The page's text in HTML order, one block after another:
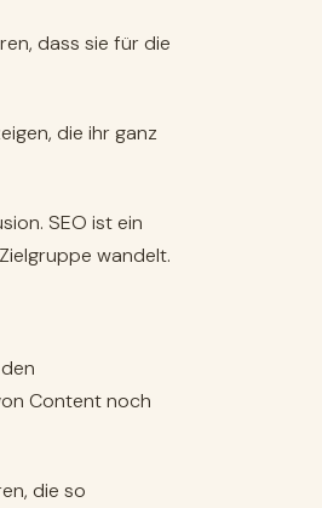
dass sie für die
die ihr ganz
SEO ist ein
wandelt.
Content noch
die so